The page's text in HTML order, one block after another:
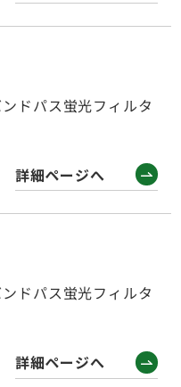
ドパス蛍光フィルタ
詳細ページへ
ドパス蛍光フィルタ
詳細ページへ